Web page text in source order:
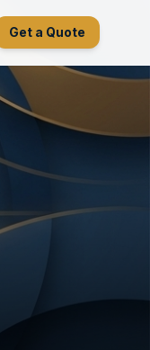
Get a Quote